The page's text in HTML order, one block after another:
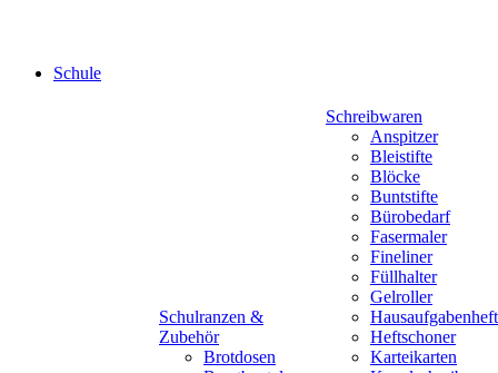
Schule
Schulranzen &
Zubehör
Brotdosen
Schreibwaren
Anspitzer
Bleistifte
Blöcke
Buntstifte
Bürobedarf
Fasermaler
Fineliner
Füllhalter
Gelroller
Hausaufgabenheft
Heftschoner
Karteikarten